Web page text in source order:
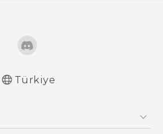
Türkiye